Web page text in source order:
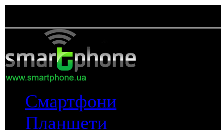
Смартфони
Планшети